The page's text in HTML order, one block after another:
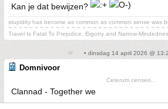
Kan je dat bewijzen?
stupidity has become as common as common sense was
~ ~ ~ ~ ~ ~ ~ ~ ~ ~ ~ ~ ~ ~ ~ ~ ~ ~ ~ ~ ~ ~ ~ ~ ~ ~ ~ ~ ~ ~
Travel Is Fatal To Prejudice, Bigotry and Narrow-
• dinsdag 14 april 2026 @
Domnivoor
Ceterum censeo...
Clannad - Together we